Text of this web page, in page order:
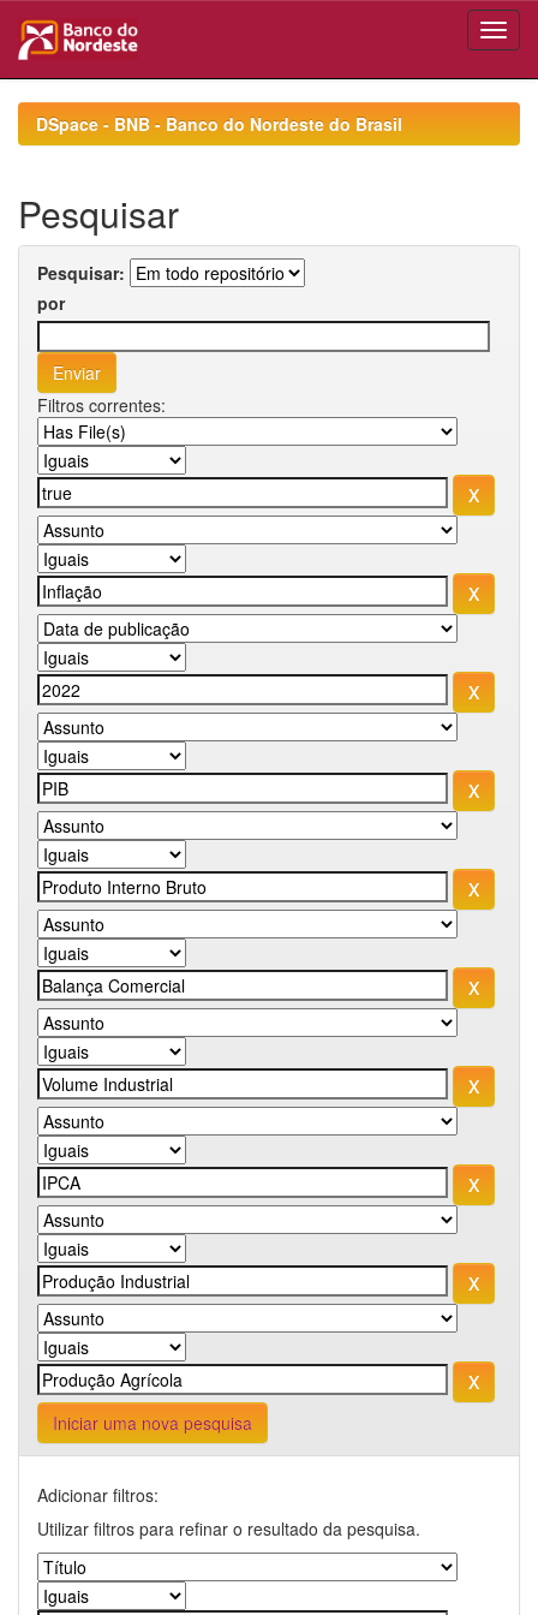
navigationDSpace - BNB - Banco do Nordeste do Brasil
Pesquisar
Pesquisar:
por
Filtros correntes:
Iniciar uma nova pesquisa
Adicionar filtros:
Utilizar filtros para refinar o resultado da pesquisa.